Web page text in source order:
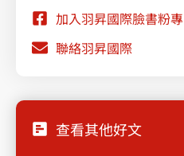
加入羽昇國際臉書粉專
聯絡羽昇國際
查看其他好文